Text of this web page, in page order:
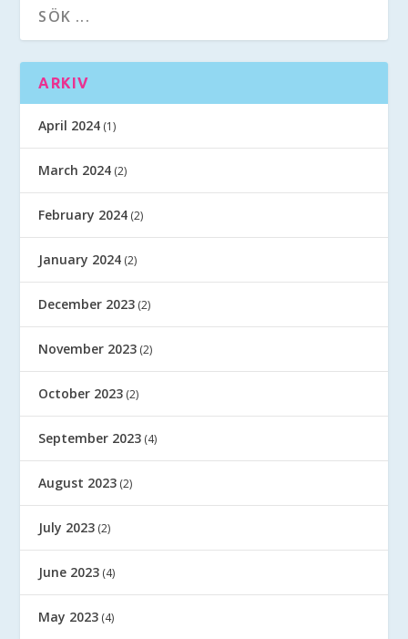
ARKIV
April 2024 (1)
March 2024 (2)
February 2024 (2)
January 2024 (2)
December 2023 (2)
November 2023 (2)
October 2023 (2)
September 2023 (4)
August 2023 (2)
July 2023 (2)
June 2023 (4)
May 2023 (4)